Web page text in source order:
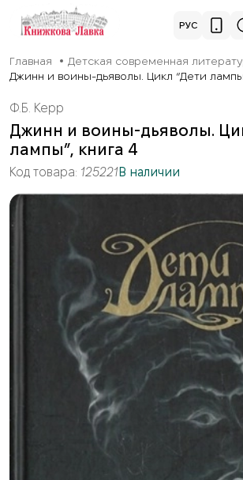
РУС
Главная
Детская современная
Джинн и воины-дьяволы. Цикл “Дети
Ф.Б. Керр
Джинн и воины-дьяволы.
лампы”, книга 4
Код товара: 125221 В наличии